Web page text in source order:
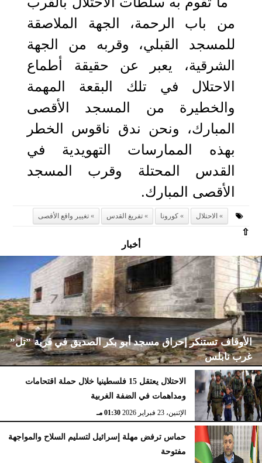
من باب الرحمة، الجهة الملاصقة
للمسجد القبلي، وقربه من الجهة
الشرقية، يعبر عن حقيقة أطماع
الاحتلال في تلك البقعة المهمة
والخطيرة من المسجد الأقصى
المبارك، ونحن ندق ناقوس الخطر
بهذه الممارسات التهويدية في
القدس المحتلة وقرب المسجد
الأقصى المبارك.
الاحتلال كورونا تفريغ القدس تغيير واقع الأقصى
⇧
أخبار
الأوقاف تستنكر إحراق مسجد أبو بكر الصديق في قرية ”تل”
غرب نابلس
الإثنين، 23 فبراير 2026 02:15 مـ
الاحتلال يعتقل 15 فلسطينيا خلال حملة اقتحامات
ومداهمات في الضفة الغربية
الإثنين، 23 فبراير 2026 01:30 مـ
حماس ترفض مهلة إسرائيل لتسليم السلاح والمواجهة
مفتوحة